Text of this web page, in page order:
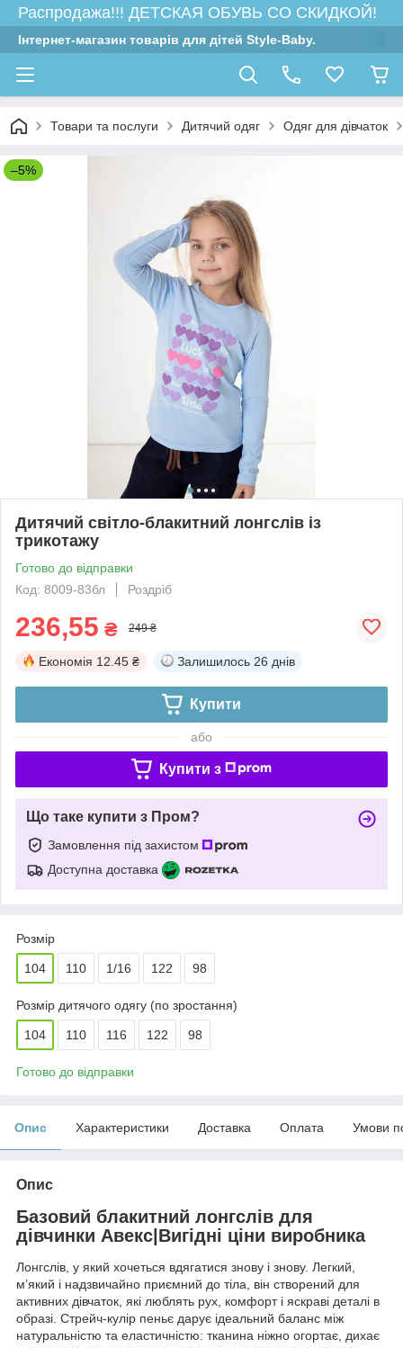
Распродажа!!! ДЕТСКАЯ ОБУВЬ СО СКИДКОЙ!
Інтернет-магазин товарів для дітей Style-Baby.
Товари та послуги Дитячий одяг Одяг для дівчаток
–5%
Дитячий світло-блакитний лонгслів із
трикотажу
Готово до відправки
Код: 8009-83бл
Роздріб
236,55 ₴ 249 ₴
Економія 12.45 ₴ Залишилось 26 днів
Купити
або
Купити з
Що таке купити з Пром?
Замовлення під захистом
Доступна доставка
Розмір
104 110 1/16 122 98
Розмір дитячого одягу (по зростання)
104 110 116 122 98
Готово до відправки
Опис Характеристики Доставка Оплата Умови
Опис
Базовий блакитний лонгслів для
дівчинки Авекс|Вигідні ціни виробника
Лонгслів, у який хочеться вдягатися знову і знову. Легкий,
м’який і надзвичайно приємний до тіла, він створений для
активних дівчаток, які люблять рух, комфорт і яскраві деталі в
образі. Стрейч-кулір пеньє дарує ідеальний баланс між
натуральністю та еластичністю: тканина ніжно огортає, дихає